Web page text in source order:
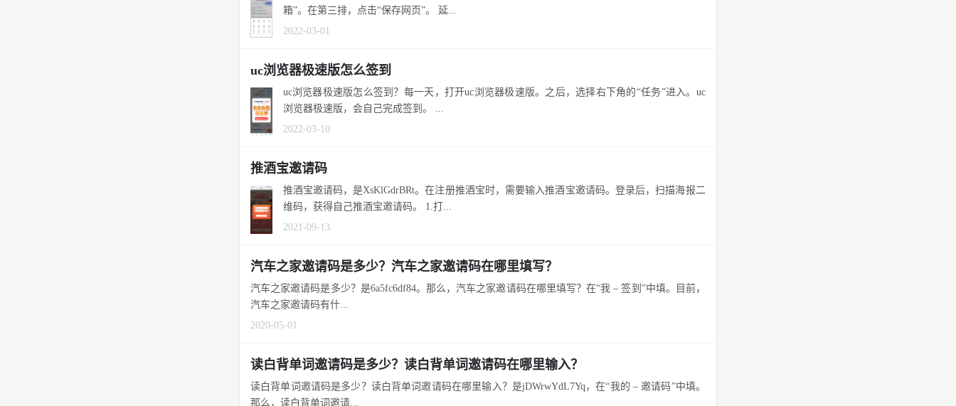
箱”。在第三排，点击“保存网页”。 延...
2022-03-01
uc浏览器极速版怎么签到
uc浏览器极速版怎么签到？每一天，打开uc浏览器极速版。之后，选择右下角的“任务”进入。uc
浏览器极速版，会自己完成签到。 ...
2022-03-10
推酒宝邀请码
推酒宝邀请码，是XsKlGdrBRt。在注册推酒宝时，需要输入推酒宝邀请码。登录后，扫描海报二
维码，获得自己推酒宝邀请码。 1.打...
2021-09-13
汽车之家邀请码是多少？汽车之家邀请码在哪里填写？
汽车之家邀请码是多少？是6a5fc6df84。那么，汽车之家邀请码在哪里填写？在“我 – 签到”中填。目前，
汽车之家邀请码有什...
2020-05-01
读白背单词邀请码是多少？读白背单词邀请码在哪里输入？
读白背单词邀请码是多少？读白背单词邀请码在哪里输入？是jDWrwYdL7Yq，在“我的 – 邀请码”中填。
那么，读白背单词邀请...